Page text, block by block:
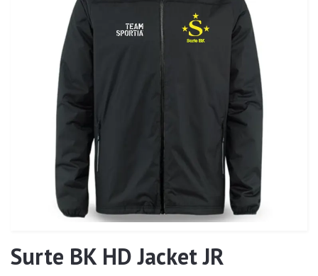
Surte BK HD Jacket JR